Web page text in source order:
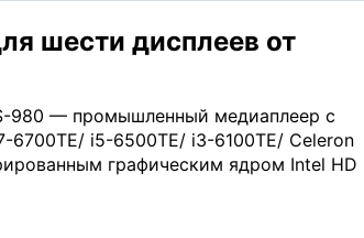
шести дисплеев от
980 — промышленный медиаплеер с
6700TE/ i5-6500TE/ i3-6100TE/ Celeron
графическим ядром Intel HD